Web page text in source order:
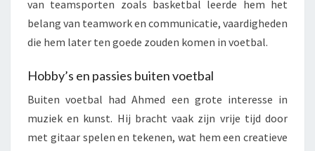
van teamsporten zoals basketbal leerde hem het
belang van teamwork en communicatie, vaardigheden
die hem later ten goede zouden komen in voetbal.
Hobby’s en passies buiten voetbal
Buiten voetbal had Ahmed een grote interesse in
muziek en kunst. Hij bracht vaak zijn vrije tijd door
met gitaar spelen en tekenen, wat hem een creatieve